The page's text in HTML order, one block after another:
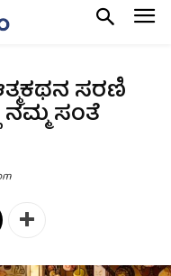
ಸರಣಿ
ಸಂತೆ